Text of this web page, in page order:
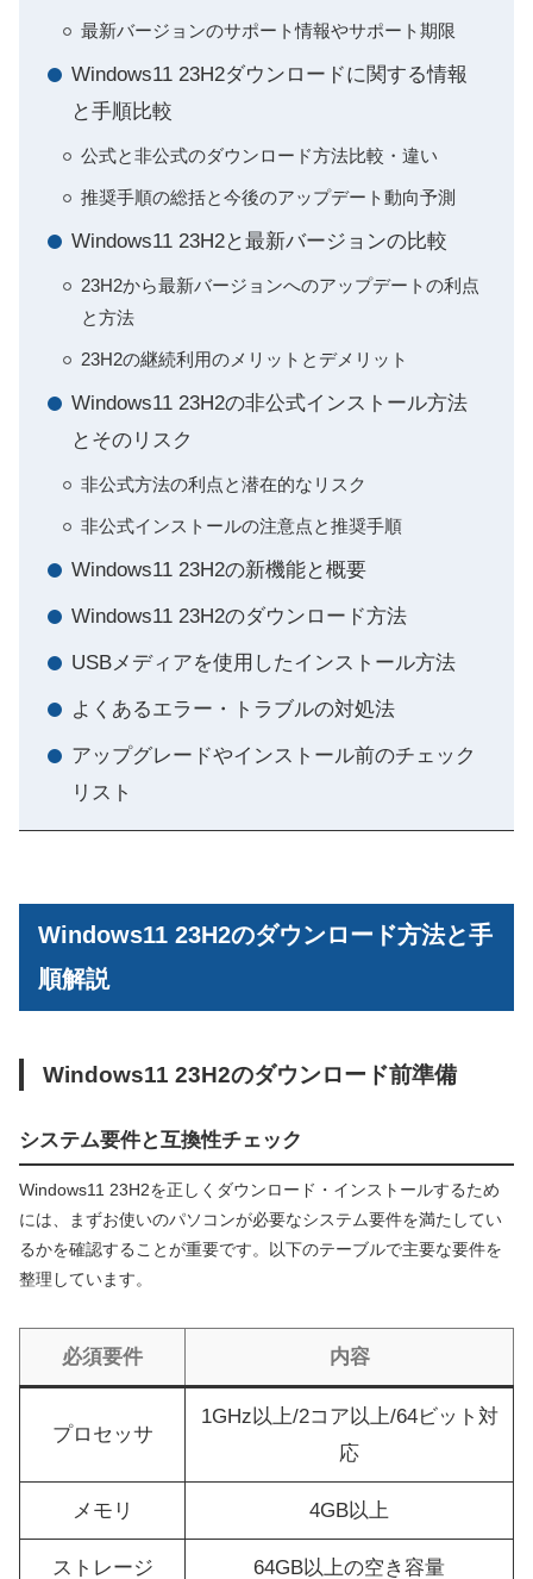
最新バージョンのサポート情報やサポート期限
Windows11 23H2ダウンロードに関する情報
と手順比較
公式と非公式のダウンロード方法比較・違い
推奨手順の総括と今後のアップデート動向予測
Windows11 23H2と最新バージョンの比較
23H2から最新バージョンへのアップデートの利点
と方法
23H2の継続利用のメリットとデメリット
Windows11 23H2の非公式インストール方法
とそのリスク
非公式方法の利点と潜在的なリスク
非公式インストールの注意点と推奨手順
Windows11 23H2の新機能と概要
Windows11 23H2のダウンロード方法
USBメディアを使用したインストール方法
よくあるエラー・トラブルの対処法
アップグレードやインストール前のチェック
リスト
Windows11 23H2のダウンロード方法と手
順解説
Windows11 23H2のダウンロード前準備
システム要件と互換性チェック
Windows11 23H2を正しくダウンロード・インストールするため
には、まずお使いのパソコンが必要なシステム要件を満たしてい
るかを確認することが重要です。以下のテーブルで主要な要件を
整理しています。
必須要件 内容
プロセッサ
1GHz以上/2コア以上/64ビット対
応
メモリ 4GB以上
ストレージ 64GB以上の空き容量